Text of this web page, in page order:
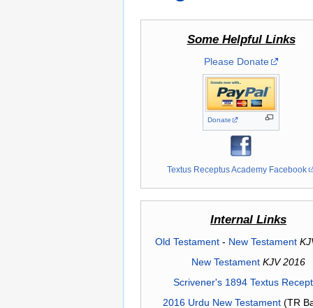
Some Helpful Links
Please Donate
Donate
Textus Receptus Academy Facebook
Internal Links
Old Testament- New Testament
New Testament KJV 2016
Scrivener's 1894 Textus
2016 Urdu New Testament(TR